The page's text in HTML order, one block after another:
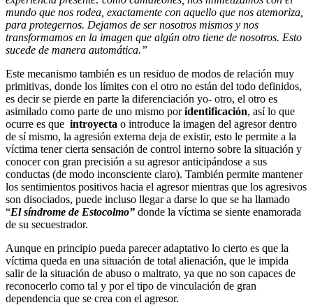
mundo que nos rodea, exactamente con aquello que nos atemoriza,
para protegernos. Dejamos de ser nosotros mismos y nos
transformamos en la imagen que algún otro tiene de nosotros. Esto
sucede de manera automática.”
Este mecanismo también es un residuo de modos de relación muy
primitivas, donde los límites con el otro no están del todo definidos,
es decir se pierde en parte la diferenciación yo- otro, el otro es
asimilado como parte de uno mismo poridentificación, así lo que
ocurre es que introyecta o introduce la imagen del agresor dentro
de sí mismo, la agresión externa deja de existir, esto le permite a la
víctima tener cierta sensación de control interno sobre la situación y
conocer con gran precisión a su agresor anticipándose a sus
conductas (de modo inconsciente claro). También permite mantener
los sentimientos positivos hacia el agresor mientras que los agresivos
son disociados, puede incluso llegar a darse lo que se ha llamado
“El síndrome de Estocolmo” donde la víctima se siente enamorada
de su secuestrador.
Aunque en principio pueda parecer adaptativo lo cierto es que la
víctima queda en una situación de total alienación, que le impida
salir de la situación de abuso o maltrato, ya que no son capaces de
reconocerlo como tal y por el tipo de vinculación de gran
dependencia que se crea con el agresor.